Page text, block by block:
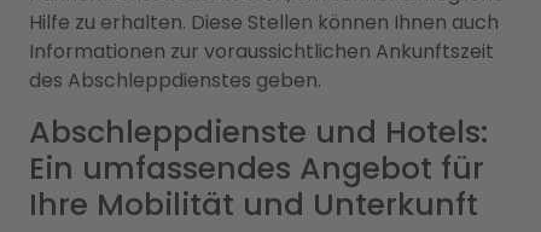
Hilfe zu erhalten. Diese Stellen können Ihnen auch
Informationen zur voraussichtlichen Ankunftszeit
des Abschleppdienstes geben.
Abschleppdienste und Hotels:
Ein umfassendes Angebot für
Ihre Mobilität und Unterkunft